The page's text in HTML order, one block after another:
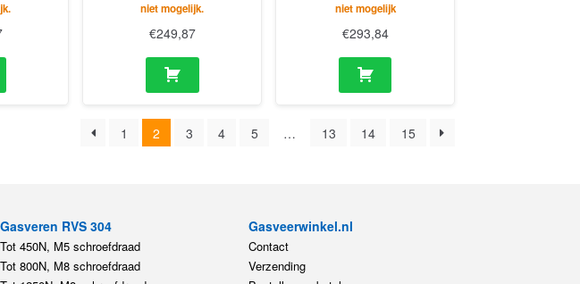
niet mogelijk.
€249,87
niet mogelijk
€293,84
1 2 3 4 5 … 13 14 15
Gasveren RVS 304
Tot 450N, M5 schroefdraad
Tot 800N, M8 schroefdraad
Gasveerwinkel.nl
Contact
Verzending